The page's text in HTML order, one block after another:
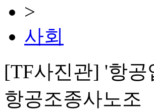
>
사회
[TF사진관] '항
항공조종사노조